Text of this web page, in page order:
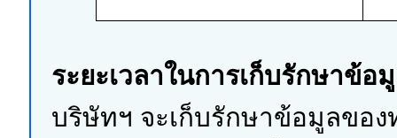
ระยะเวลาในการเก็บรักษาข้อ
บริษัทฯ จะเก็บรักษาข้อมูลของ